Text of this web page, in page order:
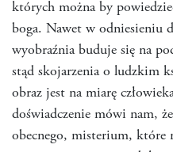
których można by
boga. Nawet w odniesieniu
wyobraźnia buduje się na
stąd skojarzenia o ludzkim
obraz jest na miarę
doświadczenie mówi nam,
obecnego, misterium, które